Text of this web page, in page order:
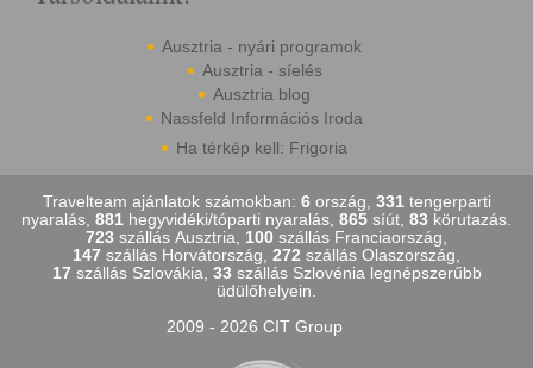
Ausztria - nyári programok
Ausztria - síelés
Ausztria blog
Nassfeld Információs Iroda
Ha térkép kell: Frigoria
Travelteam ajánlatok számokban: 6ország, 331tengerparti
nyaralás, 881 hegyvidéki/tóparti nyaralás, 865 síút, 83 körutazás.
723 szállás Ausztria, 100 szállás Franciaország,
147 szállás Horvátország, 272 szállás Olaszország,
17 szállás Szlovákia, 33 szállás Szlovénia legnépszerűbb
üdülőhelyein.
2009 - 2026 CIT Group